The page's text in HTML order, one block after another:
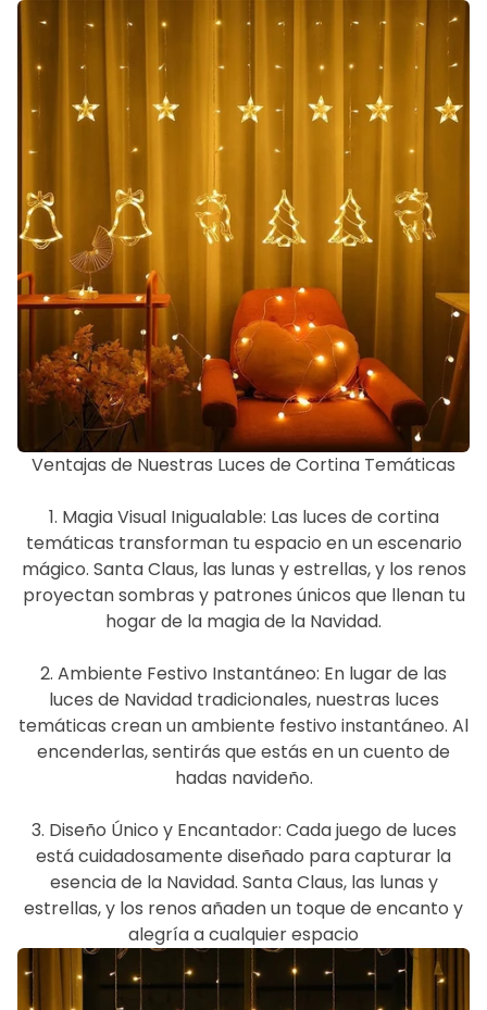
Ventajas de Nuestras Luces de Cortina Temáticas
1. Magia Visual Inigualable: Las luces de cortina
temáticas transforman tu espacio en un escenario
mágico. Santa Claus, las lunas y estrellas, y los renos
proyectan sombras y patrones únicos que llenan tu
hogar de la magia de la Navidad.
2. Ambiente Festivo Instantáneo: En lugar de las
luces de Navidad tradicionales, nuestras luces
temáticas crean un ambiente festivo instantáneo. Al
encenderlas, sentirás que estás en un cuento de
hadas navideño.
3. Diseño Único y Encantador: Cada juego de luces
está cuidadosamente diseñado para capturar la
esencia de la Navidad. Santa Claus, las lunas y
estrellas, y los renos añaden un toque de encanto y
alegría a cualquier espacio